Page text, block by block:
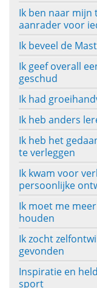
Ik ben naar mijn
aanrader voor
Ik beveel de
Ik geef overall
geschud
Ik had
Ik heb anders
Ik heb het
te verleggen
Ik kwam voor
persoonlijke
Ik moet me
houden
Ik zocht
gevonden
Inspiratie en
sport